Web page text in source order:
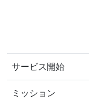
サービス開始
ミッション